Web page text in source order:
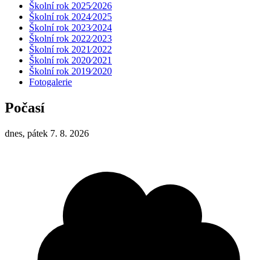
Školní rok 2025⁄2026
Školní rok 2024⁄2025
Školní rok 2023⁄2024
Školní rok 2022⁄2023
Školní rok 2021⁄2022
Školní rok 2020⁄2021
Školní rok 2019⁄2020
Fotogalerie
Počasí
dnes, pátek 7. 8. 2026